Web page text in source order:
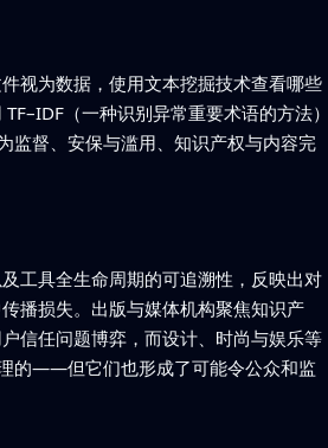
视为数据，使用文本挖掘技术查看哪些
（一种识别异常重要术语的方法）
监督、安保与滥用、知识产权与内容完
工具全生命周期的可追溯性，反映出对
播损失。出版与媒体机构聚焦知识产
信任问题博弈，而设计、时尚与娱乐等
的——但它们也形成了可能令公众和监